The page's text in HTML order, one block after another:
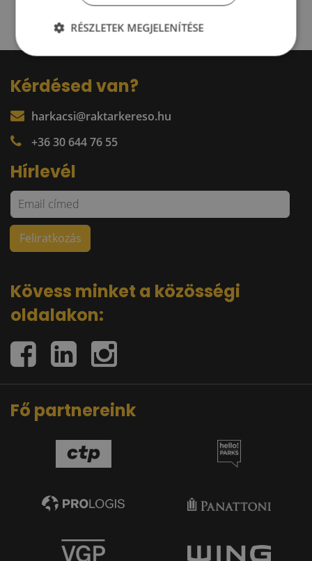
Kérdésed van?
harkacsi@raktarkereso.hu
+36 30 644 76 55
Hírlevél
Kövess minket a közösségi
oldalakon:
Fő partnereink
RÉSZLETEK MEGJELENÍTÉSE